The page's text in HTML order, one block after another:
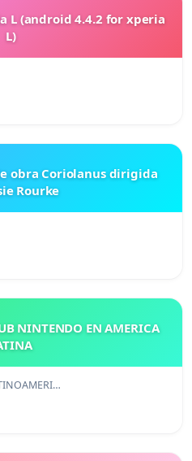
L (android 4.4.2 for xperia
L)
obra Coriolanus dirigida
Rourke
NINTENDO EN AMERICA